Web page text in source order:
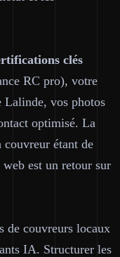
clés
RC pro), votre
Lalinde, vos photos
optimisé. La
étant de
est un retour sur
de couvreurs locaux
IA. Structurer les